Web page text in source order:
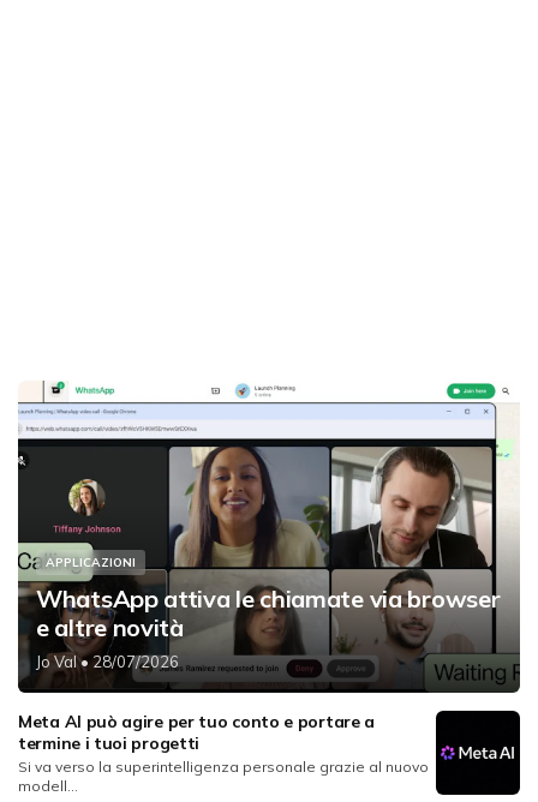
APPLICAZIONI
WhatsApp attiva le chiamate via browser
e altre novità
Jo Val• 28/07/2026
Meta AI può agire per tuo conto e portare a
termine i tuoi progetti
Si va verso la superintelligenza personale grazie al nuovo
modell...